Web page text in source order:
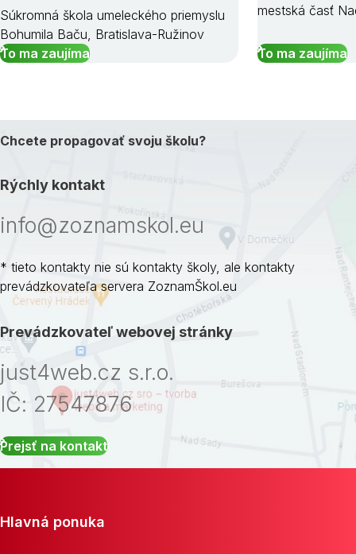
Súkromná škola umeleckého priemyslu
Bohumila Baču, Bratislava-Ružinov
To ma zaujíma
mestská časť
To ma zaujíma
Chcete propagovať svoju školu?
Rýchly kontakt
info@zoznamskol.eu
* tieto kontakty nie sú kontakty školy, ale kontakty
prevádzkovateľa servera ZoznamŠkol.eu
Prevádzkovateľ webovej stránky
just4web.cz s.r.o.
IČ: 27547876
Prejsť na kontakt
Hlavná ponuka